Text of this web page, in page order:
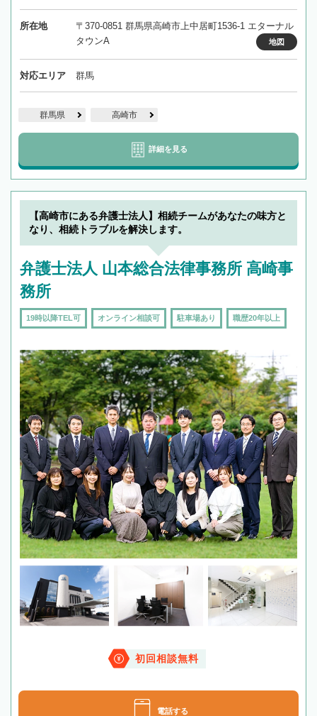
所在地
〒370-0851 群馬県高崎市上中居町1536-1 エターナル
タウンA
地図
対応エリア 群馬
群馬県 高崎市
詳細を見る
【高崎市にある弁護士法人】相続チームがあなたの味方と
なり、相続トラブルを解決します。
弁護士法人 山本総合法律事務所 高崎事
務所
19時以降TEL可 オンライン相談可 駐車場あり 職歴20年以上
初回相談無料
電話する